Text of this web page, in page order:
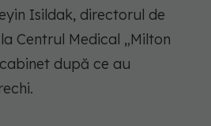
Isildak, directorul de
Centrul Medical „Milton
după ce au